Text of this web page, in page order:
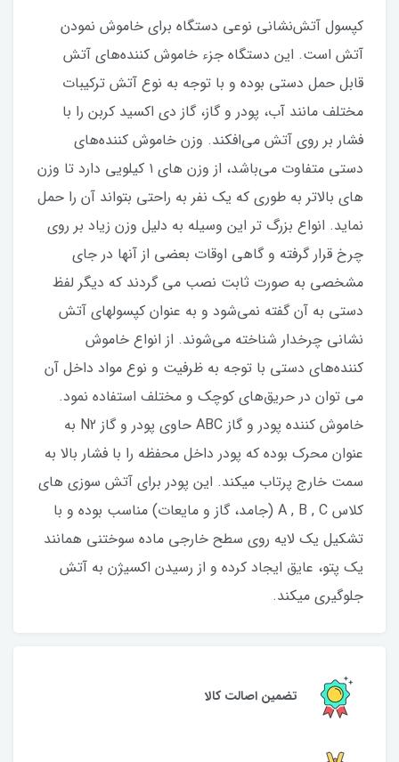
کپسول آتش‌نشانی نوعی دستگاه برای خاموش نمودن
آتش است. این دستگاه جزء خاموش کننده‌های آتش
قابل حمل دستی بوده و با توجه به نوع آتش ترکیبات
مختلف مانند آب، پودر و گاز، گاز دی اکسید کربن را با
فشار بر روی آتش می‌افکند. وزن خاموش کننده‌های
دستی متفاوت می‌باشد، از وزن های ۱ کیلویی دارد تا وزن
های بالاتر به طوری که یک نفر به راحتی بتواند آن را حمل
نماید. انواع بزرگ تر این وسیله به دلیل وزن زیاد بر روی
چرخ قرار گرفته و گاهی اوقات بعضی از آنها در جای
مشخصی به صورت ثابت نصب می گردند که دیگر لفظ
دستی به آن گفته نمی‌شود و به عنوان کپسولهای آتش
نشانی چرخدار شناخته می‌شوند. از انواع خاموش
کننده‌های دستی با توجه به ظرفیت و نوع مواد داخل آن
می توان در حریق‌های کوچک و مختلف استفاده نمود.
خاموش کننده پودر و گاز ABC حاوی پودر و گاز N2 به
عنوان محرک بوده که پودر داخل محفظه را با فشار بالا به
سمت خارج پرتاب میکند. این پودر برای آتش سوزی های
کلاس A , B , C (جامد، گاز و مایعات) مناسب بوده و با
تشکیل یک لایه روی سطح خارجی ماده سوختنی همانند
یک پتو، عایق ایجاد کرده و از رسیدن اکسیژن به آتش
جلوگیری میکند.
تضمین اصالت کالا